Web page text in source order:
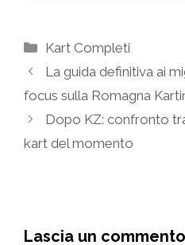
Categorie
Kart Completi
La guida definitiva ai
focus sulla Romagna
Dopo KZ: confronto
kart del momento
Lascia un commento